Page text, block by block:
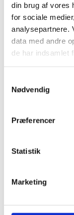
din brug af vores
for sociale
analysepartnere.
data med andre
de har indsamlet
Nødvendig
Præferencer
Statistik
Marketing
MERE FRA